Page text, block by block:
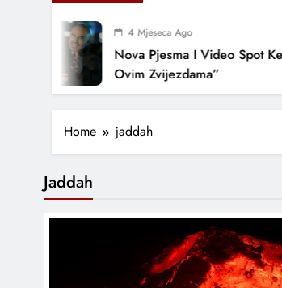
4 Mjeseca Ago
Nova Pjesma I Video Spot
Ovim Zvijezdama”
Home jaddah
Jaddah